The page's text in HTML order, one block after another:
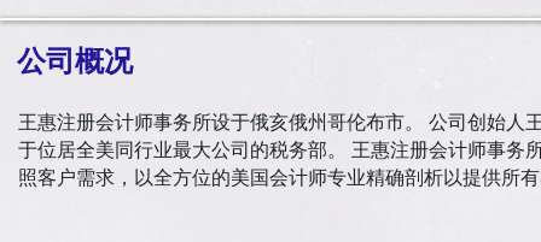
公司概况
王惠注册会计师事务所设于俄亥俄州哥伦布市。 公司创始
于位居全美同行业最大公司的税务部。 王惠注册会计师事
照客户需求，以全方位的美国会计师专业精确剖析以提供所